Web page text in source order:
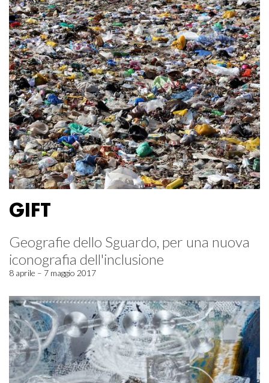
GIFT
Geografie dello Sguardo, per una nuova
iconografia dell'inclusione
8 aprile – 7 maggio 2017